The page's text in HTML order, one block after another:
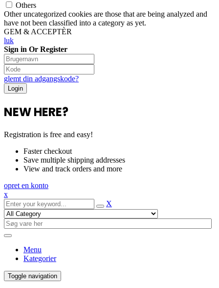
Others
Other uncategorized cookies are those that are being analyzed and
have not been classified into a category as yet.
GEM & ACCEPTÈR
luk
Sign in Or Register
glemt din adgangskode?
NEW HERE?
Registration is free and easy!
Faster checkout
Save multiple shipping addresses
View and track orders and more
opret en konto
x
X
Menu
Kategorier
Toggle navigation